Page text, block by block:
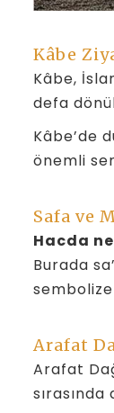
Kâbe
Kâbe,
defa
Kâbe’de
önemli
Safa ve
Hacda
Burada
Arafat
Arafat